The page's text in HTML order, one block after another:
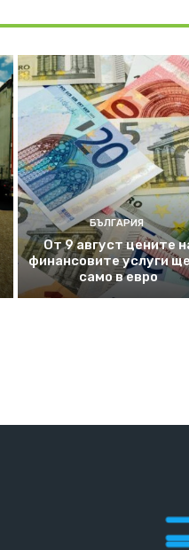
БЪЛГАРИЯ
От 9 август цените
финансовите услуги
само в евро